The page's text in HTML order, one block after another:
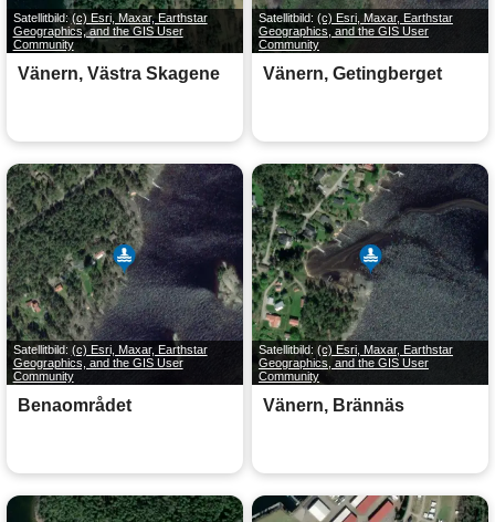
Satellitbild:(c) Esri, Maxar, Earthstar
Geographics, and the GIS User
Community
Vänern, Västra Skagene
Satellitbild: (c) Esri, Maxar, Earthstar
Geographics, and the GIS User
Community
Vänern, Getingberget
Satellitbild: (c) Esri, Maxar, Earthstar
Geographics, and the GIS User
Community
Benaområdet
Satellitbild: (c) Esri, Maxar, Earthstar
Geographics, and the GIS User
Community
Vänern, Brännäs